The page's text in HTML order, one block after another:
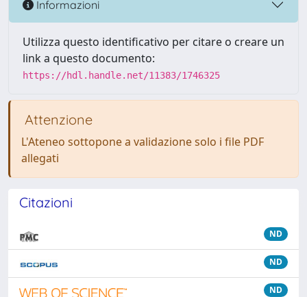
Informazioni
Utilizza questo identificativo per citare o creare un
link a questo documento:
https://hdl.handle.net/11383/1746325
Attenzione
L'Ateneo sottopone a validazione solo i file PDF
allegati
Citazioni
ND
ND
ND